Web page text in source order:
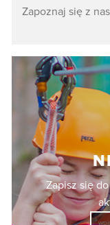
Zapoznaj się z
Zapisz się